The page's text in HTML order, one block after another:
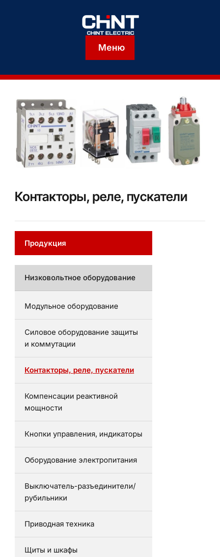
Меню
Контакторы, реле, пускатели
Продукция
Низковольтное оборудование
Модульное оборудование
Силовое оборудование защиты
и коммутации
Контакторы, реле, пускатели
Компенсации реактивной
мощности
Кнопки управления, индикаторы
Оборудование электропитания
Выключатель-разъединители/
рубильники
Приводная техника
Щиты и шкафы